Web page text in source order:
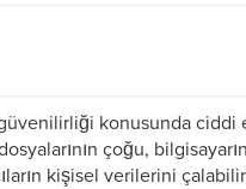
konusunda ciddi
çoğu,
kişisel verilerini